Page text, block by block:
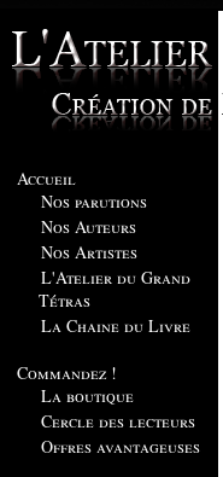
Accueil
Nos parutions
Nos Auteurs
Nos Artistes
L'Atelier du Grand
Tétras
La Chaine du Livre
Commandez !
La boutique
Cercle des lecteurs
Offres avantageuses